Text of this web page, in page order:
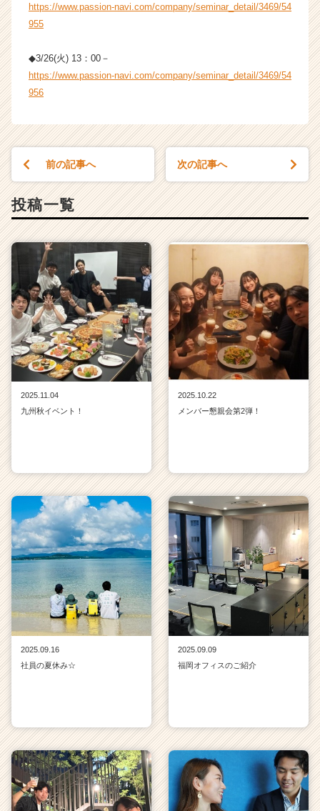
https://www.passion-navi.com/company/seminar_detail/3469/54
955
◆3/26(火) 13：00－
https://www.passion-navi.com/company/seminar_detail/3469/54
956
前の記事へ 次の記事へ
投稿一覧
2025.11.04
九州秋イベント！
2025.10.22
メンバー懇親会第2弾！
2025.09.16
社員の夏休み☆
2025.09.09
福岡オフィスのご紹介